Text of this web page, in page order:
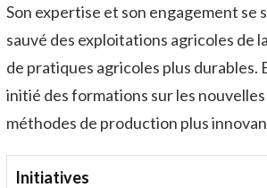
Son expertise et son engagement se
sauvé des exploitations agricoles de
de pratiques agricoles plus durables.
initié des formations sur les
méthodes de production plus
Initiatives